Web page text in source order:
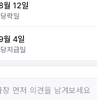
12일
락일
4일
지급일